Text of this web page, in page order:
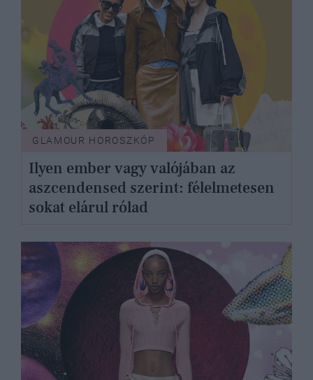
GLAMOUR HOROSZKÓP
Ilyen ember vagy valójában az
aszcendensed szerint: félelmetesen
sokat elárul rólad